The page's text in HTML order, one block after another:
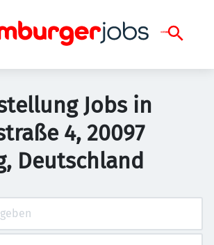
Jobs in
4, 20097
Deutschland